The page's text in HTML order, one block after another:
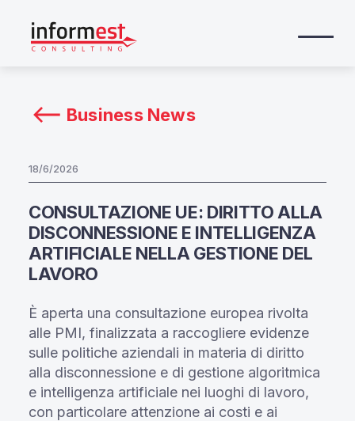
Business News
18/6/2026
CONSULTAZIONE UE: DIRITTO ALLA
DISCONNESSIONE E INTELLIGENZA
ARTIFICIALE NELLA GESTIONE DEL
LAVORO
È aperta una consultazione europea rivolta
alle PMI, finalizzata a raccogliere evidenze
sulle politiche aziendali in materia di diritto
alla disconnessione e di gestione algoritmica
e intelligenza artificiale nei luoghi di lavoro,
con particolare attenzione ai costi e ai